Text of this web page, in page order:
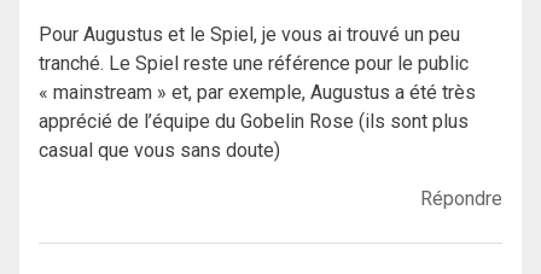
Pour Augustus et le Spiel, je vous ai trouvé un peu
tranché. Le Spiel reste une référence pour le public
« mainstream » et, par exemple, Augustus a été très
apprécié de l’équipe du Gobelin Rose (ils sont plus
casual que vous sans doute)
Répondre